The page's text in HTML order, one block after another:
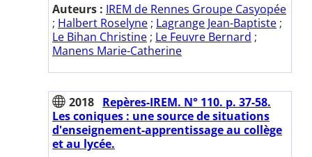
Auteurs : IREM de Rennes Groupe Casyopée
; Halbert Roselyne ; Lagrange Jean-Baptiste ;
Le Bihan Christine ; Le Feuvre Bernard ;
Manens Marie-Catherine
2018 Repères-IREM. N° 110. p. 37-58.
Les coniques : une source de situations
d'enseignement-apprentissage au collège
et au lycée.